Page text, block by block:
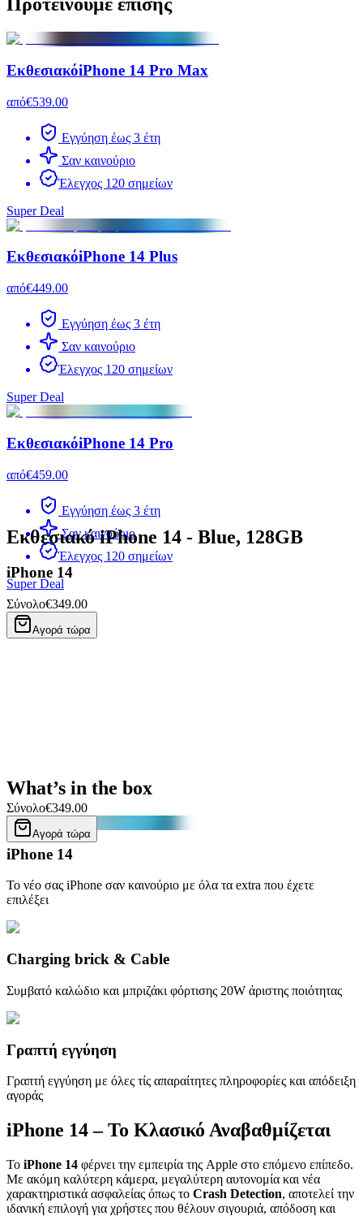
Προτείνουμε επίσης
ΕκθεσιακόiPhone 14 Pro Max
από€539.00
Εγγύηση έως 3 έτη
Σαν καινούριο
Έλεγχος 120 σημείων
Super Deal
ΕκθεσιακόiPhone 14 Plus
από€449.00
Εγγύηση έως 3 έτη
Σαν καινούριο
Έλεγχος 120 σημείων
Super Deal
ΕκθεσιακόiPhone 14 Pro
από€459.00
Εγγύηση έως 3 έτη
Σαν καινούριο
Έλεγχος 120 σημείων
Super Deal
Εκθεσιακό iPhone 14 - Blue, 128GB
iPhone 14
Σύνολο€349.00
Αγορά τώρα
Σύνολο€349.00
Αγορά τώρα
What’s in the box
iPhone 14
Το νέο σας iPhone σαν καινούριο με όλα τα extra που έχετε
επιλέξει
Charging brick & Cable
Συμβατό καλώδιο και μπριζάκι φόρτισης 20W άριστης ποιότητας
Γραπτή εγγύηση
Γραπτή εγγύηση με όλες τίς απαραίτητες πληροφορίες και απόδειξη
αγοράς
iPhone 14 – Το Κλασικό Αναβαθμίζεται
Το iPhone 14 φέρνει την εμπειρία της Apple στο επόμενο επίπεδο.
Με ακόμη καλύτερη κάμερα, μεγαλύτερη αυτονομία και νέα
χαρακτηριστικά ασφαλείας όπως το Crash Detection, αποτελεί την
ιδανική επιλογή για χρήστες που θέλουν σιγουριά, απόδοση και